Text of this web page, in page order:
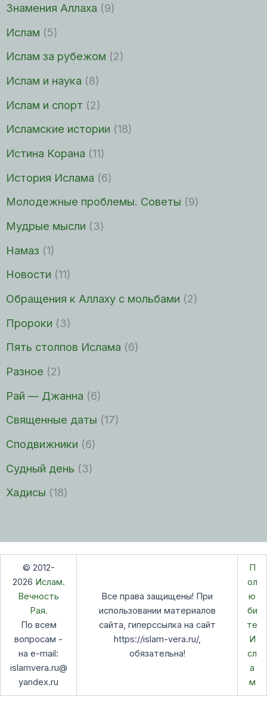
Знамения Аллаха (9)
Ислам (5)
Ислам за рубежом (2)
Ислам и наука (8)
Ислам и спорт (2)
Исламские истории (18)
Истина Корана (11)
История Ислама (6)
Молодежные проблемы. Советы (9)
Мудрые мысли (3)
Намаз (1)
Новости (11)
Обращения к Аллаху с мольбами (2)
Пророки (3)
Пять столпов Ислама (6)
Разное (2)
Рай — Джанна (6)
Священные даты (17)
Сподвижники (6)
Судный день (3)
Хадисы (18)
© 2012-
2026 Ислам.
Вечность
Рая.
По всем
вопросам -
на e-mail:
islamvera.ru@
yandex.ru
Все права защищены! При
использовании материалов
сайта, гиперссылка на сайт
https://islam-vera.ru/,
обязательна!
П
ол
ю
би
те
И
сл
а
м